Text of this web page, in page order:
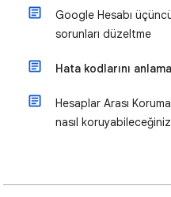
Google Hesabı
sorunları düzeltme
Hata kodlarını
Hesaplar Arası
nasıl